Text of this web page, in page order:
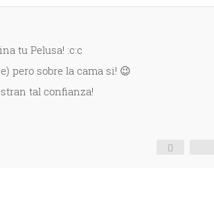
tu Pelusa! :c:c
pero sobre la cama si! 😉
tal confianza!